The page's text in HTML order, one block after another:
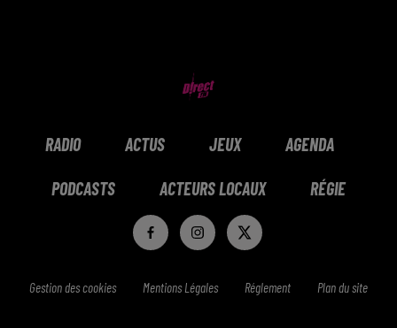
RADIO ACTUS JEUX AGENDA
PODCASTS ACTEURS LOCAUX RÉGIE
Gestion des cookies Mentions Légales Réglement Plan du site